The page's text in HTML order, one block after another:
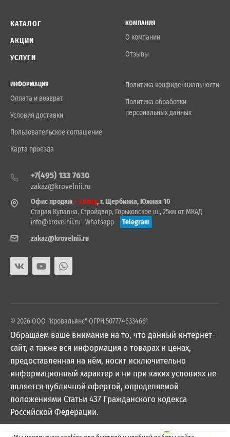
КАТАЛОГ
АКЦИИ
УСЛУГИ
КОМПАНИЯ
О компании
Отзывы
ИНФОРМАЦИЯ
Оплата и возврат
Условия доставки
Пользовательское соглашение
Карта проезда
Политика конфиденциальности
Политика обработки
персональных данных
+7(495) 133 7630
zakaz@krovelnii.ru
Офис продаж+ Склад, г. Щербинка, Южная 10
Старая Купавна, Стройдвор, Горьковское ш., 25км от МКАД
info@krovelnii.ru Whatsapp
Telegram
zakaz@krovelnii.ru
© 2026 ООО "Кровальянс" ОГРН 5077746334661
Обращаем ваше внимание на то, что данный интернет-
сайт, а также вся информация о товарах и ценах,
предоставленная на нём, носит исключительно
информационный характер и ни при каких условиях не
является публичной офертой, определяемой
положениями Статьи 437 Гражданского кодекса
Российской Федерации.
0